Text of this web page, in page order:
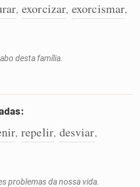
, exorcizar, exorcismar,
desta família.
, repelir, desviar,
problemas da nossa vida.